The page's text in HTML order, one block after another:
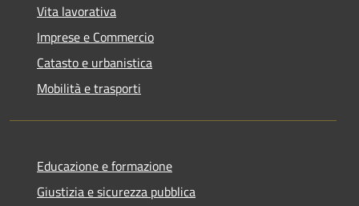
Vita lavorativa
Imprese e Commercio
Catasto e urbanistica
Mobilità e trasporti
Educazione e formazione
Giustizia e sicurezza pubblica